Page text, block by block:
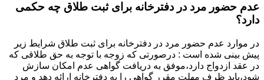
عدم حضور مرد در دفترخانه برای ثبت طلاق چه حکمی
دارد؟
در موارد عدم حضور مرد در دفترخانه برای ثبت طلاق شرایط زیر
پیش بینی شده است : درصورتی که زوجه با توجه به حق طلاقی که
در عقد ازدواج دارد،موفق به دریافت گواهی عدم امکان سازش
شود،باید ظرف مهلت مقرر گواهی را به دفترخانه ارائه دهد و مرد